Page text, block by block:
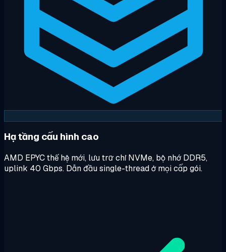
Hạ tầng cấu hình cao
AMD EPYC thế hệ mới, lưu trữ chỉ NVMe, bộ nhớ DDR5,
uplink 40 Gbps. Dẫn đầu single-thread ở mọi cấp gói.